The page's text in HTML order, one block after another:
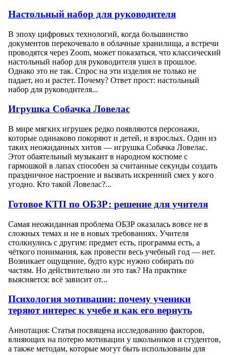
Настольный набор для руководителя
В эпоху цифровых технологий, когда большинство
документов перекочевало в облачные хранилища, а встречи
проводятся через Zoom, может показаться, что классический
настольный набор для руководителя ушел в прошлое.
Однако это не так. Спрос на эти изделия не только не
падает, но и растет. Почему? Ответ прост: настольный
набор для руководителя...
Игрушка Собачка Ловелас
В мире мягких игрушек редко появляются персонажи,
которые одинаково покоряют и детей, и взрослых. Один из
таких неожиданных хитов — игрушка Собачка Ловелас.
Этот обаятельный музыкант в народном костюме с
гармошкой в лапах способен за считанные секунды создать
праздничное настроение и вызвать искренний смех у кого
угодно. Кто такой Ловелас?...
Готовое КТП по ОБЗР: решение для учителя
Самая неожиданная проблема ОБЗР оказалась вовсе не в
сложных темах и не в новых требованиях. Учителя
столкнулись с другим: предмет есть, программа есть, а
чёткого понимания, как провести весь учебный год — нет.
Возникает ощущение, будто курс нужно собирать по
частям. Но действительно ли это так? На практике
выясняется: всё зависит от...
Психология мотивации: почему ученики
теряют интерес к учебе и как его вернуть
Аннотация: Статья посвящена исследованию факторов,
влияющих на потерю мотивации у школьников и студентов,
а также методам, которые могут быть использованы для